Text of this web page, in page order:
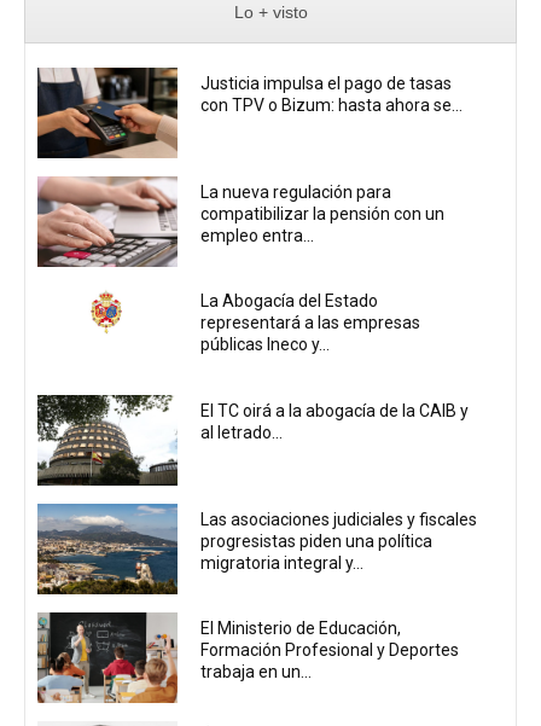
Lo + visto
Justicia impulsa el pago de tasas
con TPV o Bizum: hasta ahora se...
La nueva regulación para
compatibilizar la pensión con un
empleo entra...
La Abogacía del Estado
representará a las empresas
públicas Ineco y...
El TC oirá a la abogacía de la CAIB y
al letrado...
Las asociaciones judiciales y fiscales
progresistas piden una política
migratoria integral y...
El Ministerio de Educación,
Formación Profesional y Deportes
trabaja en un...